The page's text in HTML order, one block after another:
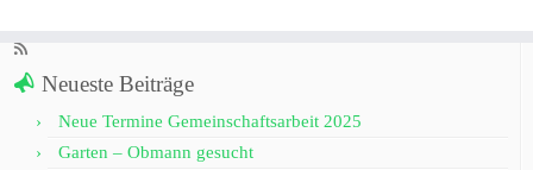
Neueste Beiträge
Neue Termine Gemeinschaftsarbeit 2025
Garten – Obmann gesucht